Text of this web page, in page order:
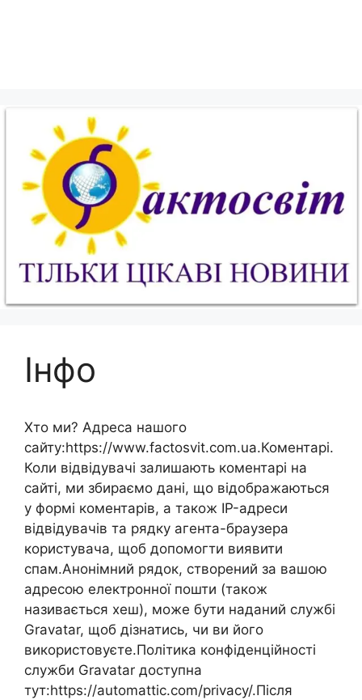
Інфо
Хто ми? Адреса нашого
сайту:https://www.factosvit.com.ua.Коментарі.
Коли відвідувачі залишають коментарі на
сайті, ми збираємо дані, що відображаються
у формі коментарів, а також IP-адреси
відвідувачів та рядку агента-браузера
користувача, щоб допомогти виявити
спам.Анонімний рядок, створений за вашою
адресою електронної пошти (також
називається хеш), може бути наданий службі
Gravatar, щоб дізнатись, чи ви його
використовуєте.Політика конфіденційності
служби Gravatar доступна
тут:https://automattic.com/privacy/.Після